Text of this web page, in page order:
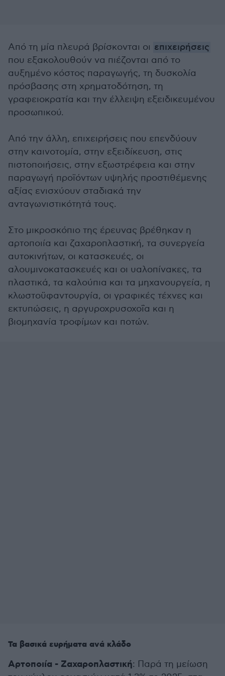
Από τη μία πλευρά βρίσκονται οι επιχειρήσεις
που εξακολουθούν να πιέζονται από το
αυξημένο κόστος παραγωγής, τη δυσκολία
πρόσβασης στη χρηματοδότηση, τη
γραφειοκρατία και την έλλειψη εξειδικευμένου
προσωπικού.
Από την άλλη, επιχειρήσεις που επενδύουν
στην καινοτομία, στην εξειδίκευση, στις
πιστοποιήσεις, στην εξωστρέφεια και στην
παραγωγή προϊόντων υψηλής προστιθέμενης
αξίας ενισχύουν σταδιακά την
ανταγωνιστικότητά τους.
Στο μικροσκόπιο της έρευνας βρέθηκαν η
αρτοποιία και ζαχαροπλαστική, τα συνεργεία
αυτοκινήτων, οι κατασκευές, οι
αλουμινοκατασκευές και οι υαλοπίνακες, τα
πλαστικά, τα καλούπια και τα μηχανουργεία, η
κλωστοϋφαντουργία, οι γραφικές τέχνες και
εκτυπώσεις, η αργυροχρυσοχοΐα και η
βιομηχανία τροφίμων και ποτών.
Τα βασικά ευρήματα ανά κλάδο
Αρτοποιία - Ζαχαροπλαστική: Παρά τη μείωση